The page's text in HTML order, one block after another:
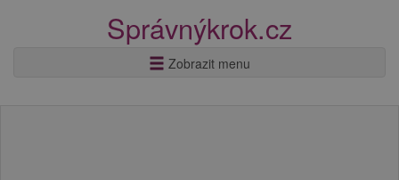
Správnýkrok.cz
Zobrazit menu